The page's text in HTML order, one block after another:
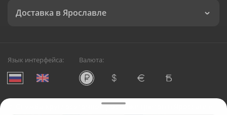
Доставка в Ярославле
Язык интерфейса: Валюта:
Служба круглосуточной доставки цветов в Ярославле